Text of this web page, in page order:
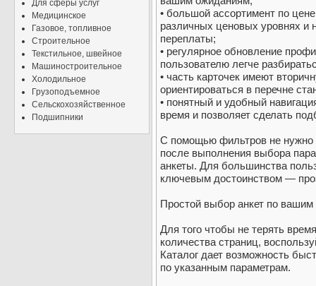
Для сферы услуг
Медицинское
Газовое, топливное
Строительное
Текстильное, швейное
Машиностроительное
Холодильное
Грузоподъемное
Сельскохозяйственное
Подшипники
• большой ассортимент по
различных ценовых уровнях и
переплаты;
• регулярное обновление
пользователю легче
• часть карточек имеют
ориентироваться в перечне
• понятный и удобный
время и позволяет сделать
С помощью фильтров не нужно
после выполнения выбора
анкеты. Для большинства
ключевым достоинством —
Простой выбор анкет по вашим
Для того чтобы не терять
количества страниц,
Каталог дает возможность
по указанным параметрам.